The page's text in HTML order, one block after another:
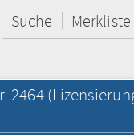
Suche Merkliste
2464